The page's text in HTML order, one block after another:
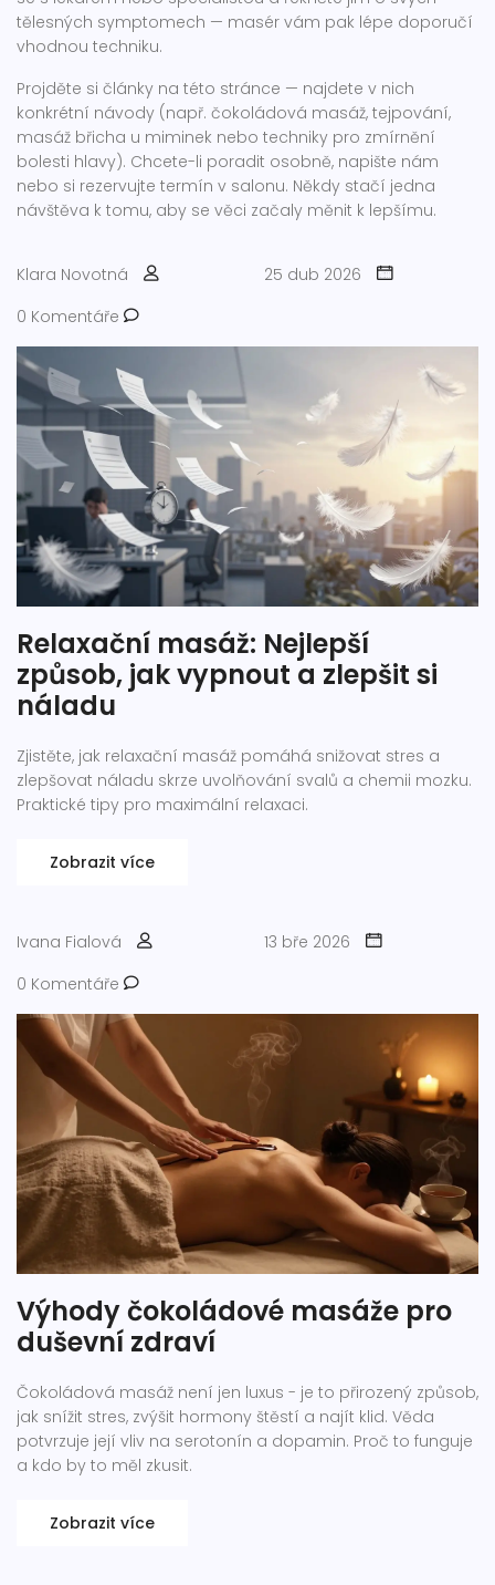
tělesných symptomech — masér vám pak lépe doporučí
vhodnou techniku.
Projděte si články na této stránce — najdete v nich
konkrétní návody (např. čokoládová masáž, tejpování,
masáž břicha u miminek nebo techniky pro zmírnění
bolesti hlavy). Chcete-li poradit osobně, napište nám
nebo si rezervujte termín v salonu. Někdy stačí jedna
návštěva k tomu, aby se věci začaly měnit k lepšímu.
Klara Novotná
25 dub 2026
0 Komentáře
Relaxační masáž: Nejlepší
způsob, jak vypnout a zlepšit si
náladu
Zjistěte, jak relaxační masáž pomáhá snižovat stres a
zlepšovat náladu skrze uvolňování svalů a chemii mozku.
Praktické tipy pro maximální relaxaci.
Zobrazit více
Ivana Fialová
13 bře 2026
0 Komentáře
Výhody čokoládové masáže pro
duševní zdraví
Čokoládová masáž není jen luxus - je to přirozený způsob,
jak snížit stres, zvýšit hormony štěstí a najít klid. Věda
potvrzuje její vliv na serotonín a dopamin. Proč to funguje
a kdo by to měl zkusit.
Zobrazit více